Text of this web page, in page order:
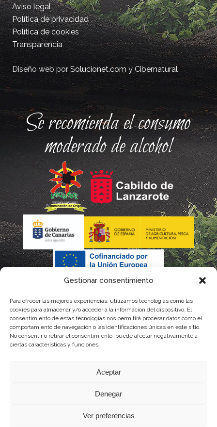
Gestionar consentimiento
Para ofrecer las mejores experiencias, utilizamos tecnologías como las
cookies para almacenar y/o acceder a la información del dispositivo. El
consentimiento de estas tecnologías nos permitirá procesar datos como el
comportamiento de navegación o las identificaciones únicas en este sitio.
No consentir o retirar el consentimiento, puede afectar negativamente a
ciertas características y funciones.
Aceptar
Denegar
Ver preferencias
Aviso legal
Política de privacidad
Política de cookies
Transparencia
Diseño web porSolucionet.comyCibernatural
Se recomienda el consumo
moderado de alcohol
La gestión de la DOP Lanzarote realizada por este Consejo Regulador es financiada,
con fondos provenientes del presupuesto de gastos del Instituto Canario de
Calidad Agroalimentaria